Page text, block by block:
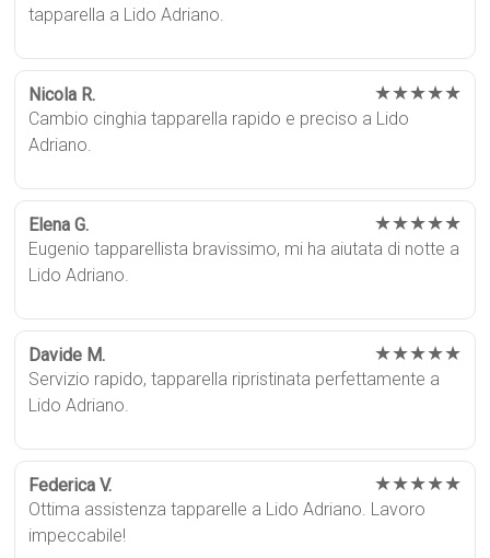
tapparella a Lido Adriano.
Nicola R. ★★★★★
Cambio cinghia tapparella rapido e preciso a Lido
Adriano.
Elena G. ★★★★★
Eugenio tapparellista bravissimo, mi ha aiutata di notte a
Lido Adriano.
Davide M. ★★★★★
Servizio rapido, tapparella ripristinata perfettamente a
Lido Adriano.
Federica V. ★★★★★
Ottima assistenza tapparelle a Lido Adriano. Lavoro
impeccabile!